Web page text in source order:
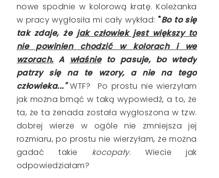
nowe spodnie w kolorową kratę. Koleżanka
w pracy wygłosiła mi cały wykład: "Bo to się
tak zdaje, że jak człowiek jest większy to
nie powinien chodzić w kolorach i we
wzorach. A właśnieto pasuje, bo wtedy
patrzy się na te wzory, a nie na tego
człowieka..."WTF? Po prostu nie wierzyłam
jak można brnąć w taką wypowiedź, a to, że
ta, że ta żenada została wygłoszona w tzw.
dobrej wierze w ogóle nie zmniejsza jej
rozmiaru, po prostu nie wierzyłam, że można
gadać takie kocopały. Wiecie jak
odpowiedziałam?